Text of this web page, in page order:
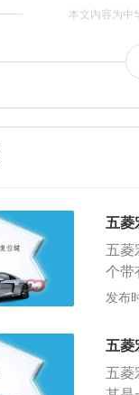
本文内容为中
五菱
五菱
个带
提醒
先的
压后
发布
五菱
五菱